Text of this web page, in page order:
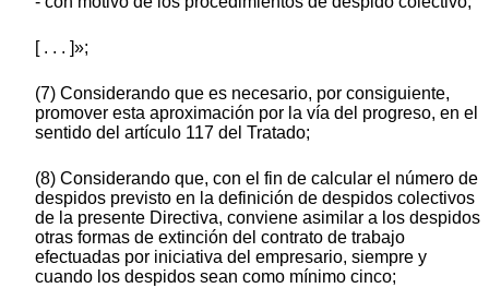
[ . . . ]»;
(7) Considerando que es necesario, por consiguiente,
promover esta aproximación por la vía del progreso, en el
sentido del artículo 117 del Tratado;
(8) Considerando que, con el fin de calcular el número de
despidos previsto en la definición de despidos colectivos
de la presente Directiva, conviene asimilar a los despidos
otras formas de extinción del contrato de trabajo
efectuadas por iniciativa del empresario, siempre y
cuando los despidos sean como mínimo cinco;